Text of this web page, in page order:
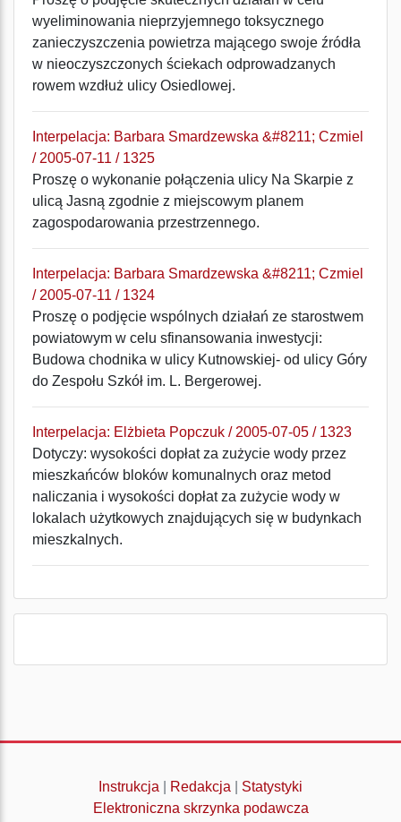
wyeliminowania nieprzyjemnego toksycznego
zanieczyszczenia powietrza mającego swoje źródła
w nieoczyszczonych ściekach odprowadzanych
rowem wzdłuż ulicy Osiedlowej.
Interpelacja: Barbara Smardzewska &#8211; Czmiel
/ 2005-07-11 / 1325
Proszę o wykonanie połączenia ulicy Na Skarpie z
ulicą Jasną zgodnie z miejscowym planem
zagospodarowania przestrzennego.
Interpelacja: Barbara Smardzewska &#8211; Czmiel
/ 2005-07-11 / 1324
Proszę o podjęcie wspólnych działań ze starostwem
powiatowym w celu sfinansowania inwestycji:
Budowa chodnika w ulicy Kutnowskiej- od ulicy Góry
do Zespołu Szkół im. L. Bergerowej.
Interpelacja: Elżbieta Popczuk / 2005-07-05 / 1323
Dotyczy: wysokości dopłat za zużycie wody przez
mieszkańców bloków komunalnych oraz metod
naliczania i wysokości dopłat za zużycie wody w
lokalach użytkowych znajdujących się w budynkach
mieszkalnych.
Instrukcja Redakcja
Statystyki
Elektroniczna skrzynka podawcza